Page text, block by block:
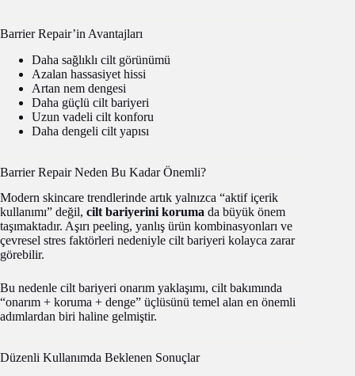
Barrier Repair’in Avantajları
Daha sağlıklı cilt görünümü
Azalan hassasiyet hissi
Artan nem dengesi
Daha güçlü cilt bariyeri
Uzun vadeli cilt konforu
Daha dengeli cilt yapısı
Barrier Repair Neden Bu Kadar Önemli?
Modern skincare trendlerinde artık yalnızca “aktif içerik
kullanımı” değil, cilt bariyerini koruma da büyük önem
taşımaktadır. Aşırı peeling, yanlış ürün kombinasyonları ve
çevresel stres faktörleri nedeniyle cilt bariyeri kolayca zarar
görebilir.
Bu nedenle cilt bariyeri onarım yaklaşımı, cilt bakımında
“onarım + koruma + denge” üçlüsünü temel alan en önemli
adımlardan biri haline gelmiştir.
Düzenli Kullanımda Beklenen Sonuçlar